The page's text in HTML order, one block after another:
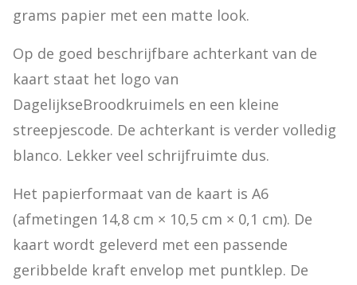
grams papier met een matte look.
Op de goed beschrijfbare achterkant van de
kaart staat het logo van
DagelijkseBroodkruimels en een kleine
streepjescode. De achterkant is verder volledig
blanco. Lekker veel schrijfruimte dus.
Het papierformaat van de kaart is A6
(afmetingen 14,8 cm × 10,5 cm × 0,1 cm). De
kaart wordt geleverd met een passende
geribbelde kraft envelop met puntklep. De